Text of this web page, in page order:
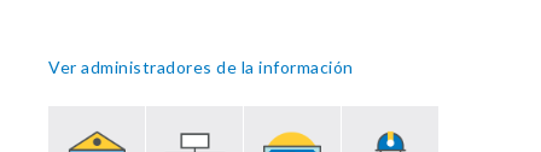
Ver administradores de la información